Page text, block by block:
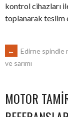
kontrol cihazları
toplanarak teslim
POST
←
Edirne spindle
ve sarımı
MOTOR